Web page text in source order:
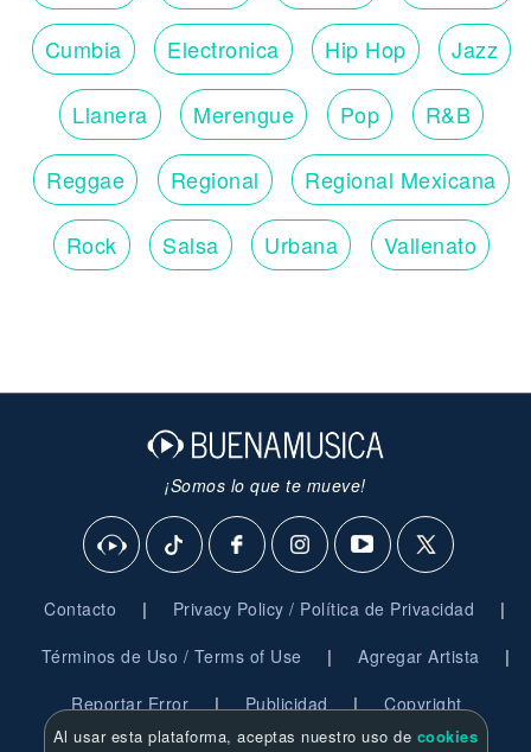
Cumbia Electronica Hip Hop Jazz
Llanera Merengue Pop R&B
Reggae Regional Regional Mexicana
Rock Salsa Urbana Vallenato
¡Somos lo que te mueve!
Contacto | Privacy Policy / Política de Privacidad |
Términos de Uso / Terms of Use | Agregar Artista |
Reportar Error | Publicidad | Copyright
Al usar esta plataforma, aceptas nuestro uso de cookies